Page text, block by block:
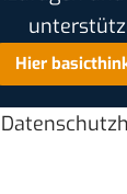
Hier